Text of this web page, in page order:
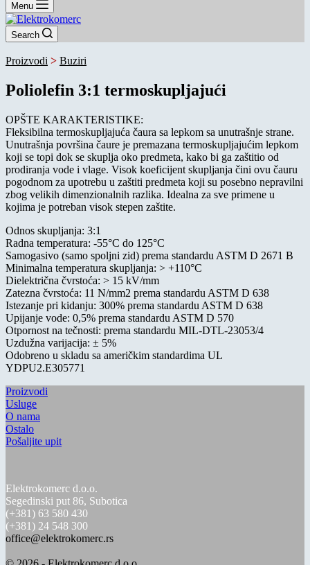
Menu
Search
Proizvodi > Buziri
Poliolefin 3:1 termoskupljajući
OPŠTE KARAKTERISTIKE:
Fleksibilna termoskupljajuća čaura sa lepkom sa unutrašnje strane.
Unutrašnja površina čaure je premazana termoskupljajućim lepkom
koji se topi dok se skuplja oko predmeta, kako bi ga zaštitio od
prodiranja vode i vlage. Visok koeficijent skupljanja čini ovu čauru
pogodnom za upotrebu u zaštiti predmeta koji su posebno nepravilni
zbog velikih dimenzionalnih razlika. Idealna za sve primene u
kojima je potreban visok stepen zaštite.
Odnos skupljanja: 3:1
Radna temperatura: -55°C do 125°C
Samogasivo (samo spoljni zid) prema standardu ASTM D 2671 B
Minimalna temperatura skupljanja: > +110°C
Dielektrična čvrstoća: > 15 kV/mm
Zatezna čvrstoća: 11 N/mm2 prema standardu ASTM D 638
Istezanje pri kidanju: 300% prema standardu ASTM D 638
Upijanje vode: 0,5% prema standardu ASTM D 570
Otpornost na tečnosti: prema standardu MIL-DTL-23053/4
Uzdužna varijacija: ± 5%
Odobreno u skladu sa američkim standardima UL
YDPU2.E305771
Proizvodi
Usluge
O nama
Ostalo
Pošaljite upit
Elektrokomerc d.o.o.
Segedinski put 86, Subotica
(+381) 63 580 430
(+381) 24 548 300
office@elektrokomerc.rs